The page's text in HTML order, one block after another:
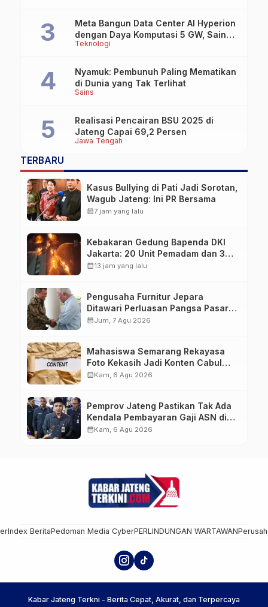
Teknologi
Meta Bangun Data Center AI Hyperion
dengan Daya Komputasi 5 GW, Saingi
OpenAI dan Google
Sains
Nyamuk: Pembunuh Paling Mematikan
di Dunia yang Tak Terlihat
Jawa Tengah
Realisasi Pencairan BSU 2025 di
Jateng Capai 69,2 Persen
TERBARU
Kasus Bullying di Pati Jadi Sorotan,
Wagub Jateng: Ini PR Bersama
calendar_month7 jam yang lalu
Kebakaran Gedung Bapenda DKI
Jakarta: 20 Unit Pemadam dan 3
Bronto Skylift Dikerahkan, Angin
calendar_month13 jam yang lalu
Pengusaha Furnitur Jepara
Ditawari Perluasan Pangsa Pasar
Hingga ke IKN
calendar_monthJum, 7 Agu 2026
Mahasiswa Semarang Rekayasa
Foto Kekasih Jadi Konten Cabul
karena Sakit Hati
calendar_monthKam, 6 Agu 2026
Pemprov Jateng Pastikan Tak Ada
Kendala Pembayaran Gaji ASN di
Tengah Pemangkasan Transfer ke
calendar_monthKam, 6 Agu 2026
Index BeritaPedoman Media CyberPERLINDUNGAN WARTAWAN
Kabar Jateng Terkni - Berita Cepat, Akurat, dan Terpercaya